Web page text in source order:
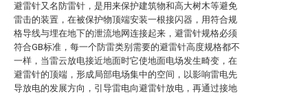
避雷针又名防雷针，是用来保护建筑物和高大树木等避免
雷击的装置，在被保护物顶端安装一根接闪器，用符合规
格导线与埋在地下的泄流地网连接起来，避雷针规格必须
符合GB标准，每一个防雷类别需要的避雷针高度规格都不
一样，当雷云放电接近地面时它使地面电场发生畸变，在
避雷针的顶端，形成局部电场集中的空间，以影响雷电先
导放电的发展方向，引导雷电向避雷针放电，再通过接地